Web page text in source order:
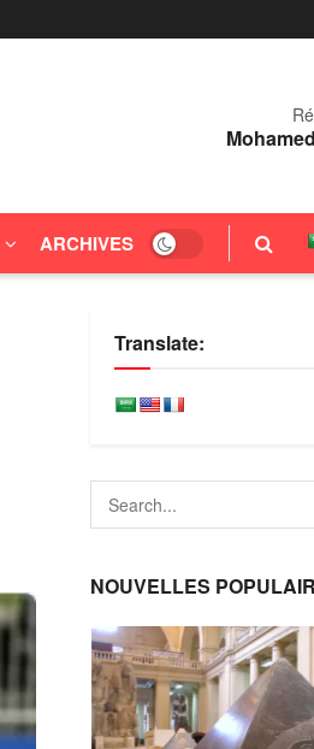
ARCHIVES
Translate:
NOUVELLES